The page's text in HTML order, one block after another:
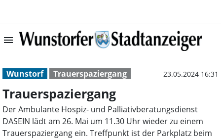
menu
Wunstorf Trauerspaziergang 23.05.2024 16:31
Trauerspaziergang
Der Ambulante Hospiz- und Palliativberatungsdienst
DASEIN lädt am 26. Mai um 11.30 Uhr wieder zu einem
Trauerspaziergang ein. Treffpunkt ist der Parkplatz beim